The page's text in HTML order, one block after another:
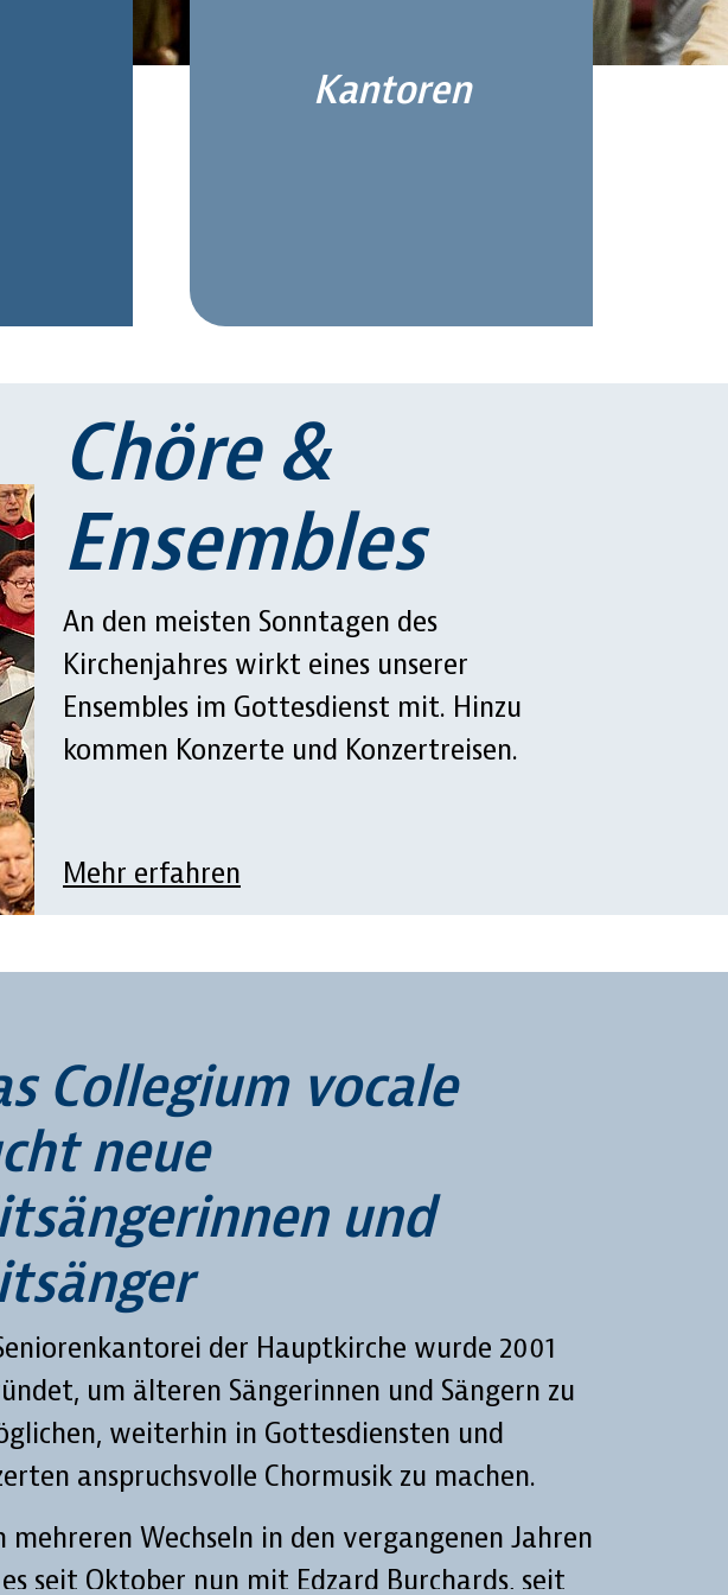
Kantoren
Chöre &
Ensembles
An den meisten Sonntagen des
Kirchenjahres wirkt eines unserer
Ensembles im Gottesdienst mit. Hinzu
kommen Konzerte und Konzertreisen.
Mehr erfahren
Collegium vocale
neue
und
der Hauptkirche wurde 2001
um älteren Sängerinnen und Sängern zu
weiterhin in Gottesdiensten und
anspruchsvolle Chormusik zu machen.
mehreren Wechseln in den vergangenen Jahren
seit Oktober nun mit Edzard Burchards, seit